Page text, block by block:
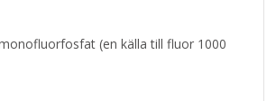
(en källa till fluor 1000